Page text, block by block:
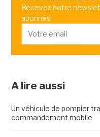
Recevez notre
abonnés
A lire aussi
Un véhicule de pompier
commandement mobile